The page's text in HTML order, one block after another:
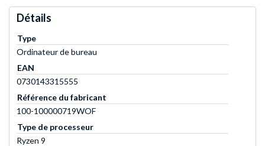
Détails
Type
Ordinateur de bureau
EAN
0730143315555
Référence du fabricant
100-100000719WOF
Type de processeur
Ryzen 9